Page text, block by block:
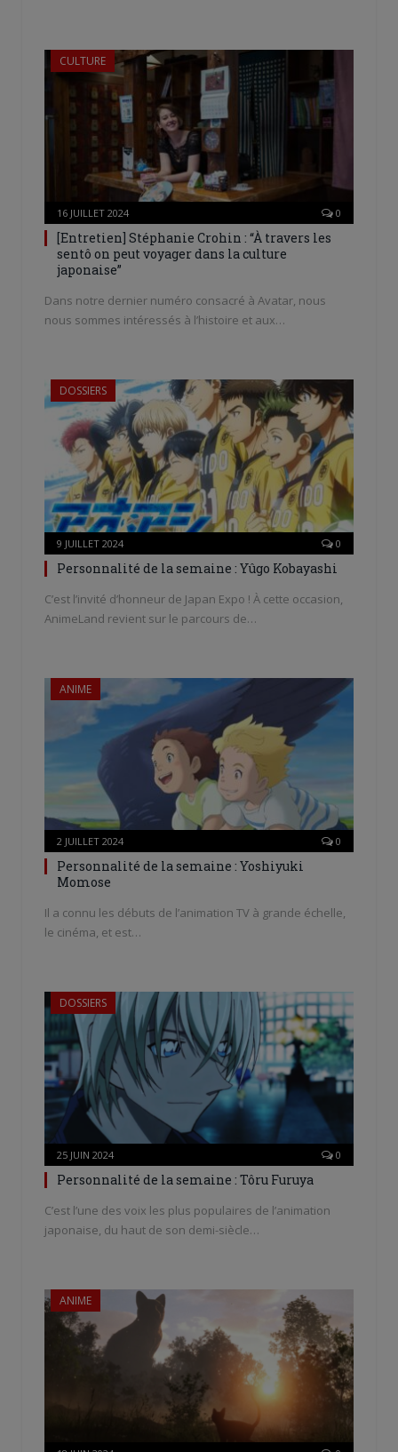
CULTURE
16 JUILLET 2024 0
[Entretien] Stéphanie Crohin : “À travers les
sentô on peut voyager dans la culture
japonaise”
Dans notre dernier numéro consacré à Avatar, nous
nous sommes intéressés à l’histoire et aux…
DOSSIERS
9 JUILLET 2024 0
Personnalité de la semaine : Yûgo Kobayashi
C’est l’invité d’honneur de Japan Expo ! À cette occasion,
AnimeLand revient sur le parcours de…
ANIME
2 JUILLET 2024 0
Personnalité de la semaine : Yoshiyuki
Momose
Il a connu les débuts de l’animation TV à grande échelle,
le cinéma, et est…
DOSSIERS
25 JUIN 2024 0
Personnalité de la semaine : Tôru Furuya
C’est l’une des voix les plus populaires de l’animation
japonaise, du haut de son demi-siècle…
ANIME